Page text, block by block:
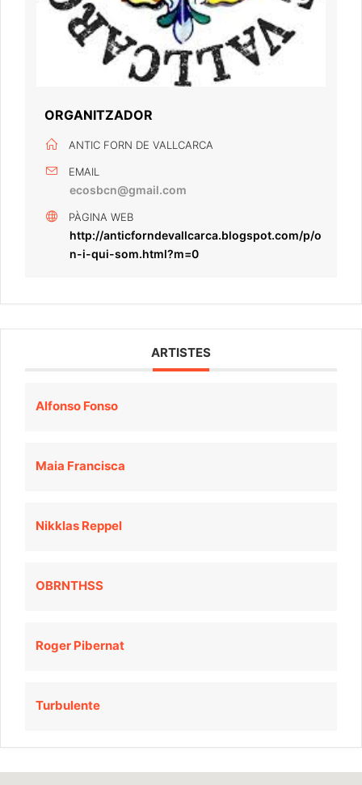
ORGANITZADOR
ANTIC FORN DE VALLCARCA
EMAIL
ecosbcn@gmail.com
PÀGINA WEB
http://anticforndevallcarca.blogspot.com/p/o
n-i-qui-som.html?m=0
ARTISTES
Alfonso Fonso
Maia Francisca
Nikklas Reppel
OBRNTHSS
Roger Pibernat
Turbulente